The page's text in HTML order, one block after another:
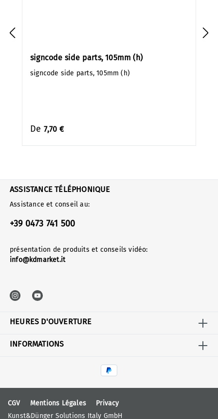
signcode side parts, 105mm (h)
signcode side parts, 105mm (h)
De 7,70 €
ASSISTANCE TÉLÉPHONIQUE
Assistance et conseil au:
+39 0473 741 500
présentation de produits et conseils vidéo:
info@kdmarket.it
HEURES D'OUVERTURE
INFORMATIONS
CGV Mentions Légales
Privacy
Kunst&Dünger Solutions Italy GmbH